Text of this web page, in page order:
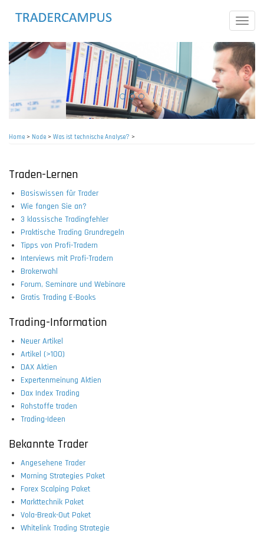
content
Toggle
Home> Node> Was ist technische Analyse? >
Traden-Lernen
Basiswissen für Trader
Wie fangen Sie an?
3 klassische Tradingfehler
Praktische Trading Grundregeln
Tipps von Profi-Tradern
Interviews mit Profi-Tradern
Brokerwahl
Forum, Seminare und Webinare
Gratis Trading E-Books
Trading-Information
Neuer Artikel
Artikel (>100)
DAX Aktien
Expertenmeinung Aktien
Dax Index Trading
Rohstoffe traden
Trading-Ideen
Bekannte Trader
Angesehene Trader
Morning Strategies Paket
Forex Scalping Paket
Markttechnik Paket
Vola-Break-Out Paket
Whitelink Trading Strategie